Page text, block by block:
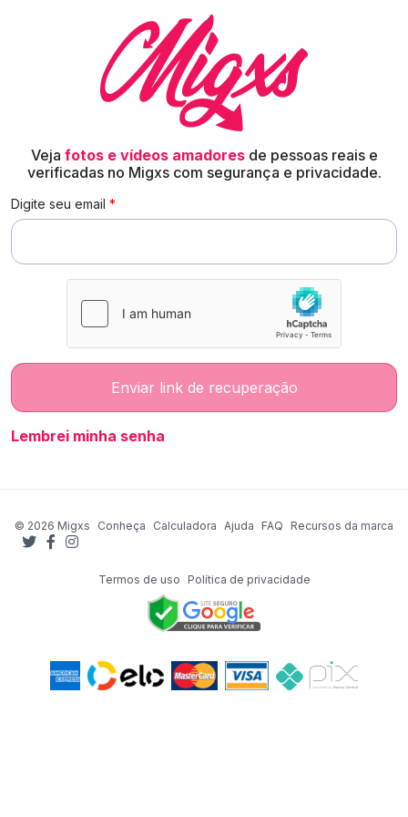
Veja fotos e vídeos amadoresde pessoas reais e
verificadas no Migxs com segurança e privacidade.
Digite seu email
Enviar link de recuperação
Lembrei minha senha
© 2026 Migxs Conheça Calculadora Ajuda FAQ Recursos da marca
Termos de uso Política de privacidade